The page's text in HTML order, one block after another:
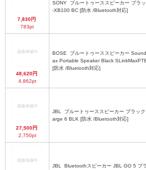
7,830円
783pt
SONY
-XB100 BC [防水 /Bluetooth対応]
48,620円
4,862pt
BOSE
ax Portable Speaker Black
[防水 /Bluetooth対応]
27,500円
2,750pt
JBL
arge 6 BLK [防水 /Bluetooth対応]
JBL